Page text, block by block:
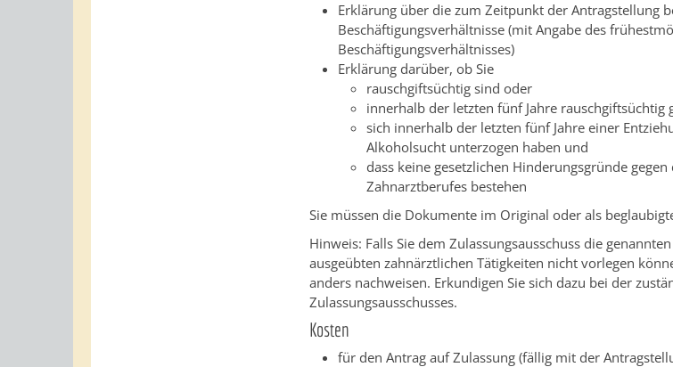
Erklärung über die zum Zeitpunkt der Antragstellung
Beschäftigungsverhältnisse (mit Angabe des
Beschäftigungsverhältnisses)
Erklärung darüber, ob Sie
rauschgiftsüchtig sind oder
innerhalb der letzten fünf Jahre rauschgiftsüchtig
sich innerhalb der letzten fünf Jahre einer
Alkoholsucht unterzogen haben und
dass keine gesetzlichen Hinderungsgründe
Zahnarztberufes bestehen
Sie müssen die Dokumente im Original oder als
Hinweis: Falls Sie dem Zulassungsausschuss die
ausgeübten zahnärztlichen Tätigkeiten nicht vorlegen
anders nachweisen. Erkundigen Sie sich dazu bei der
Zulassungsausschusses.
Kosten
für den Antrag auf Zulassung (fällig mit der